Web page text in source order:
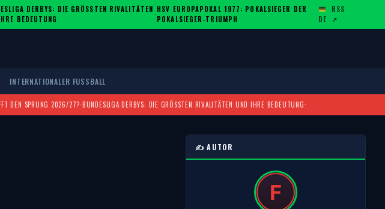
DERBYS: DIE GRÖSSTEN RIVALITÄTEN U
BEDEUTUNG
·
HSV EUROPAPOKAL 1977: POKALSIEGER DER
POKALSIEGER-TRIUMPH
DE
RSS
↗
INTERNATIONALER FUSSBALL
DEN SPRUNG 2026/27?·BUNDESLIGA DERBYS: DIE GRÖSSTEN RIVALITÄTEN UND IHRE BEDEUTUNG ·
✍️ AUTOR